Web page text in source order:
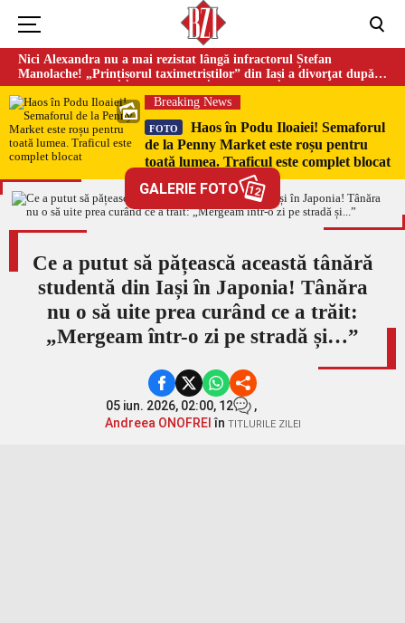
Nici Alexandra nu a mai rezistat lângă infractorul Ștefan
Manolache! „Prințișorul taximetriștilor” din Iași a divorţat după
doi ani de căsnicie
Breaking News
FOTO
Haos în Podu Iloaiei! Semaforul
de la Penny Market este roșu pentru
toată lumea. Traficul este complet blocat
GALERIE FOTO 12
Ce a putut să pățească această tânără
studentă din Iași în Japonia! Tânăra
nu o să uite prea curând ce a trăit:
„Mergeam într-o zi pe stradă și…”
05 iun. 2026, 02:00, 12
,
Andreea ONOFREI în TITLURILE ZILEI